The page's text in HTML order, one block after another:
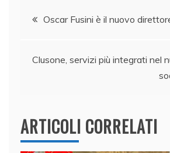
b
o
dI
A
p
Navigazione
Oscar Fusini è il nuovo
Clusone, servizi più integrati nel
ARTICOLI CORRELATI